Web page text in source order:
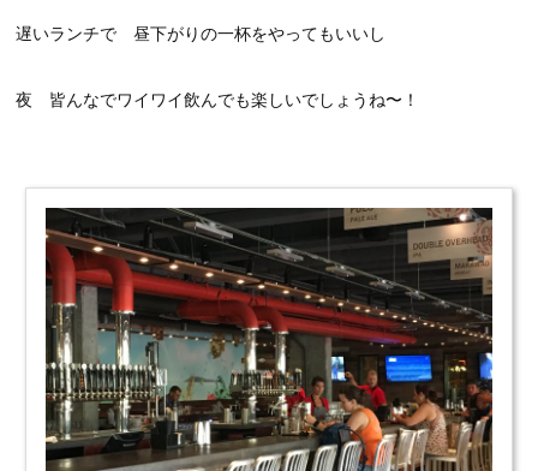
遅いランチで 昼下がりの一杯をやってもいいし
夜 皆んなでワイワイ飲んでも楽しいでしょうね〜！